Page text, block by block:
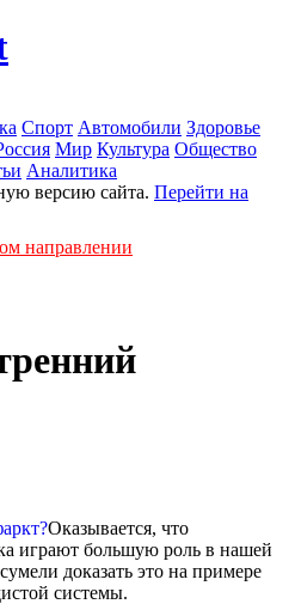
Спорт Автомобили Здоровье
Мир Культура Общество
Аналитика
версию сайта. Перейти на
направлении
Оказывается, что
играют большую роль в нашей
доказать это на примере
системы.